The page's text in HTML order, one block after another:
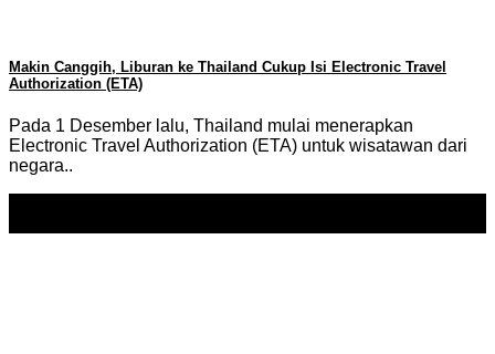
Makin Canggih, Liburan ke Thailand Cukup Isi Electronic Travel
Authorization (ETA)
Pada 1 Desember lalu, Thailand mulai menerapkan
Electronic Travel Authorization (ETA) untuk wisatawan dari
negara..